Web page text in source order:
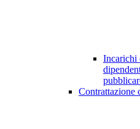
Incarichi
Contrattazione